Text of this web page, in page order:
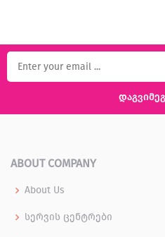
ABOUT COMPANY
About Us
სერვის ცენტრები